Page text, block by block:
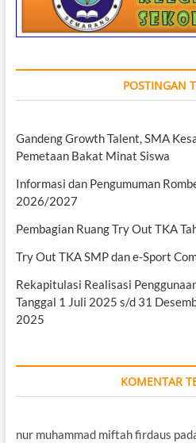
POSTINGAN
Gandeng Growth Talent, SMA
Pemetaan Bakat Minat Siswa
Informasi dan Pengumuman
2026/2027
Pembagian Ruang Try Out TKA
Try Out TKA SMP dan e-Sport
Rekapitulasi Realisasi
Tanggal 1 Juli 2025 s/d 31
2025
KOMENTAR
nur muhammad miftah firdaus